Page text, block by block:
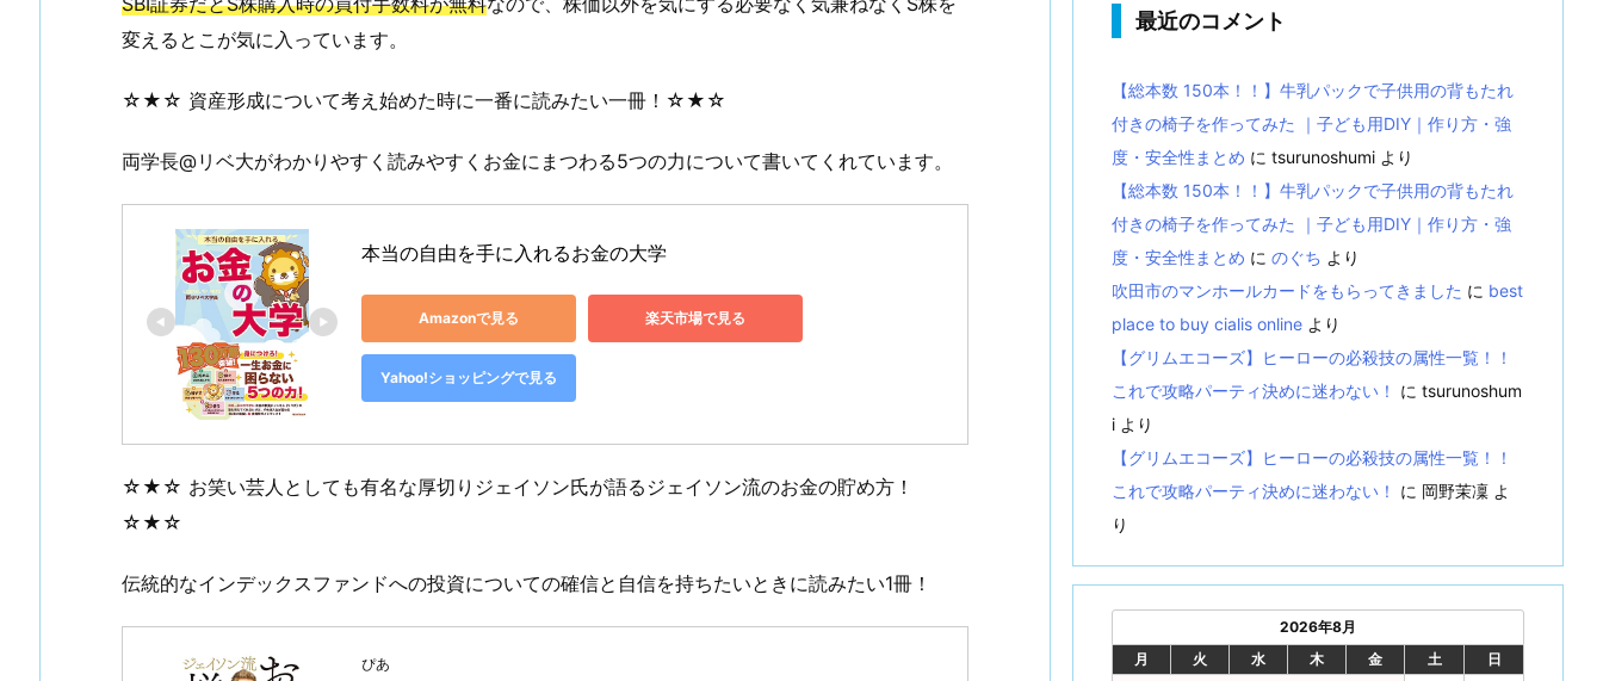
変えるとこが気に入っています。
☆★☆ 資産形成について考え始めた時に一番に読みたい一冊！☆★☆
両学長@リベ大がわかりやすく読みやすくお金にまつわる5つの力について書いてくれています。
本当の自由を手に入れるお金の大学
Amazonで見る 楽天市場で見る
Yahoo!ショッピングで見る
☆★☆ お笑い芸人としても有名な厚切りジェイソン氏が語るジェイソン流のお金の貯め方！
☆★☆
伝統的なインデックスファンドへの投資についての確信と自信を持ちたいときに読みたい1冊！
ぴあ
最近のコメント
【総本数 150本！！】牛乳パックで子供用の背もたれ
付きの椅子を作ってみた ｜子ども用DIY｜作り方・強
度・安全性まとめ に tsurunoshumi より
【総本数 150本！！】牛乳パックで子供用の背もたれ
付きの椅子を作ってみた ｜子ども用DIY｜作り方・強
度・安全性まとめ に のぐち より
吹田市のマンホールカードをもらってきました に best
place to buy cialis online より
【グリムエコーズ】ヒーローの必殺技の属性一覧！！
これで攻略パーティ決めに迷わない！
に tsurunoshum
i より
【グリムエコーズ】ヒーローの必殺技の属性一覧！！
これで攻略パーティ決めに迷わない！
に 岡野茉凜 よ
り
2026年8月
月
火 水 木 金 土
日